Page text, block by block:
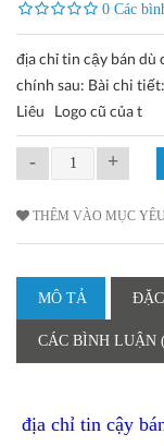
0 Các
địa chỉ tin cậy bán dù
chính sau: Bài chi
Liêu Logo cũ của t
- +
THÊM VÀO MỤC
MÔ TẢ
CÁC BÌNH LUẬN
địa chỉ tin cậy